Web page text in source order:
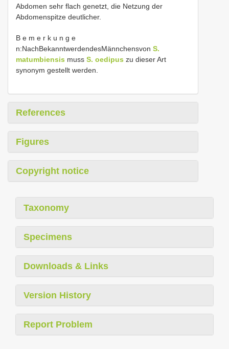
Abdomen sehr flach genetzt, die Netzung der
Abdomenspitze deutlicher.
B e m e r k u n g e
n:NachBekanntwerdendesMännchensvon S.
matumbiensis muss S. oedipus zu dieser Art
synonym gestellt werden.
References
Figures
Copyright notice
Taxonomy
Specimens
Downloads & Links
Version History
Report Problem